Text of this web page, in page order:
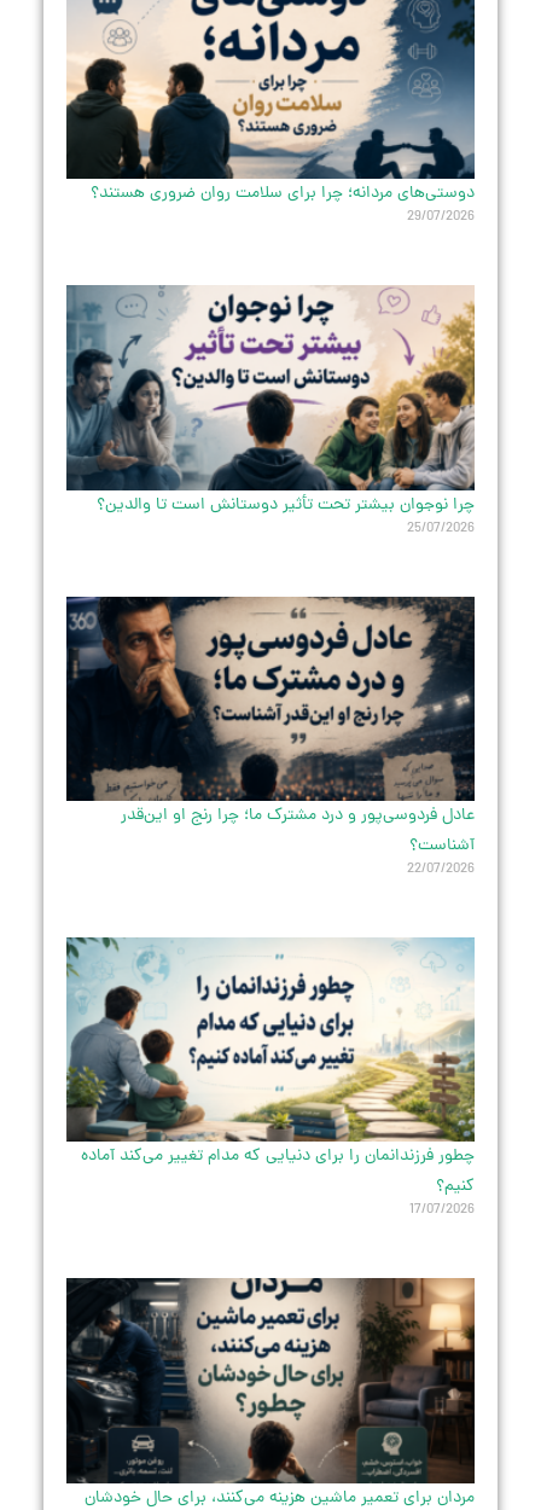
دوستی‌های مردانه؛ چرا برای سلامت روان ضروری هستند؟
29/07/2026
چرا نوجوان بیشتر تحت تأثیر دوستانش است تا والدین؟
25/07/2026
عادل فردوسی‌پور و درد مشترک ما؛ چرا رنج او این‌قدر
آشناست؟
22/07/2026
چطور فرزندانمان را برای دنیایی که مدام تغییر می‌کند آماده
کنیم؟
17/07/2026
مردان برای تعمیر ماشین هزینه می‌کنند، برای حال خودشان